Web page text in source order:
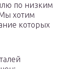
по низким
хотим
которых